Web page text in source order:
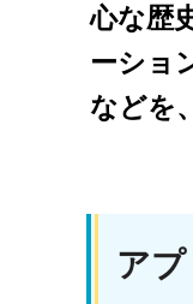
心な歴
ーショ
などを
ア